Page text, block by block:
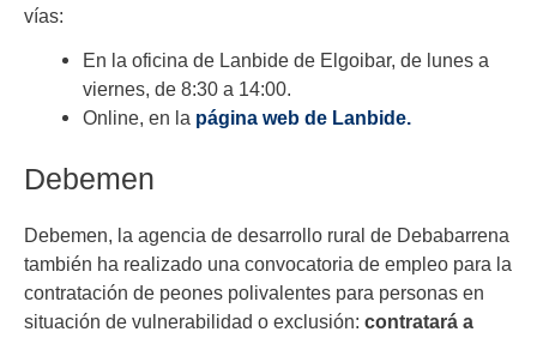
vías:
En la oficina de Lanbide de Elgoibar, de lunes a
viernes, de 8:30 a 14:00.
Online, en la página web de Lanbide
Debemen
Debemen, la agencia de desarrollo rural de Debabarrena
también ha realizado una convocatoria de empleo para la
contratación de peones polivalentes para personas en
situación de vulnerabilidad o exclusión: contratará a